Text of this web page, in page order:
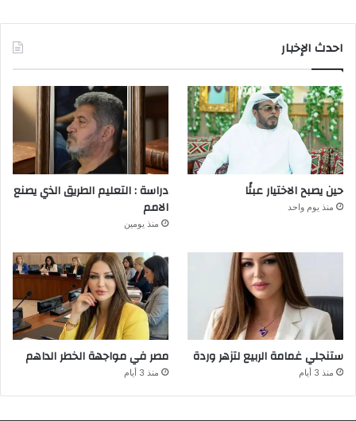
احدث الإخبار
حين يصبح الاختيار عبئًا
منذ يوم واحد
دراسة : التعليم الطريق الذي يصنع
الامم
منذ يومين
ستنجلي غمامة الربيع لتزهر وردة
منذ 3 أيام
مصر في مواجهة الخطر الداهم
منذ 3 أيام